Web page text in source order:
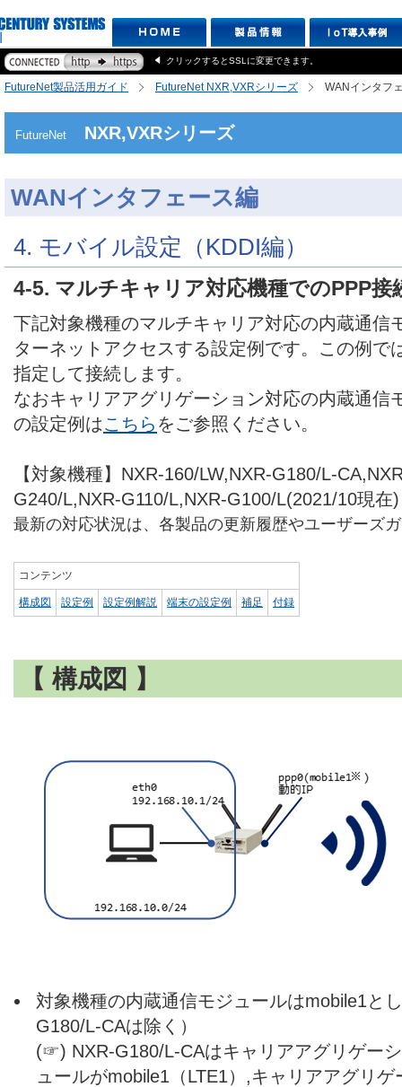
クリックするとSSLに変更できます。
FutureNet製品活用ガイド FutureNet NXR,VXRシリーズ WANインタフ
FutureNet NXR,VXRシリーズ
WANインタフェース編
4. モバイル設定（KDDI編）
4-5. マルチキャリア対応機種でのPPP接
下記対象機種のマルチキャリア対応の内蔵通信
ターネットアクセスする設定例です。この例で
指定して接続します。
なおキャリアアグリゲーション対応の内蔵通信
の設定例はこちら をご参照ください。
【対象機種】NXR-160/LW,NXR-G180/L-
G240/L,NXR-G110/L,NXR-G100/L(2021/10現在)
最新の対応状況は、各製品の更新履歴やユーザーズ
コンテンツ
構成図 設定例 設定例解説 端末の設定例 補足 付録
【 構成図 】
対象機種の内蔵通信モジュールはmobile1と
G180/L-CAは除く）
(☞) NXR-G180/L-CAはキャリアアグリゲー
ュールがmobile1（LTE1）,キャリアアグリ